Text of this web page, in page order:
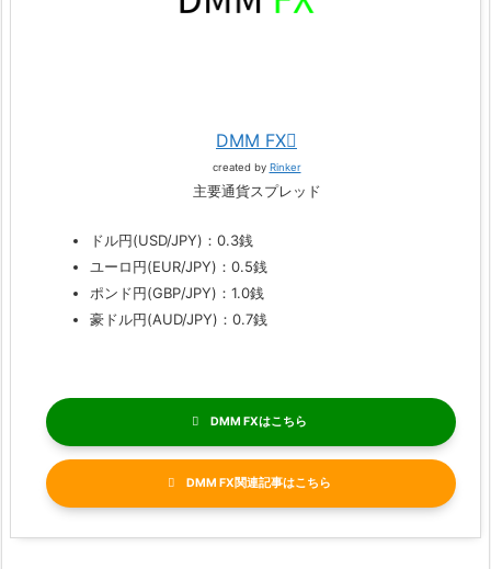
DMM FX
created by Rinker
主要通貨スプレッド
ドル円(USD/JPY)：0.3銭
ユーロ円(EUR/JPY)：0.5銭
ポンド円(GBP/JPY)：1.0銭
豪ドル円(AUD/JPY)：0.7銭
DMM FX
DMM FX関連記事